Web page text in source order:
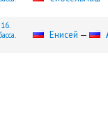
Енисей —